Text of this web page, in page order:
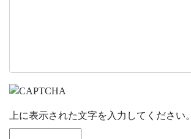
上に表示された文字を入力してください。